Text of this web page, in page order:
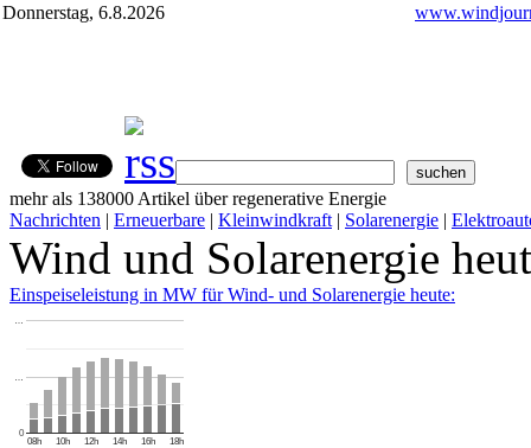
Donnerstag, 6.8.2026
mehr als 138000 Artikel über regenerative Energie
Nachrichten | Erneuerbare | Kleinwindkraft | Solarenergie |
Wind und Solarenergie
Einspeiseleistung in MW für Wind- und Solarenergie heute:
08h 10h 12h 14h 16h 18h
0
…
…